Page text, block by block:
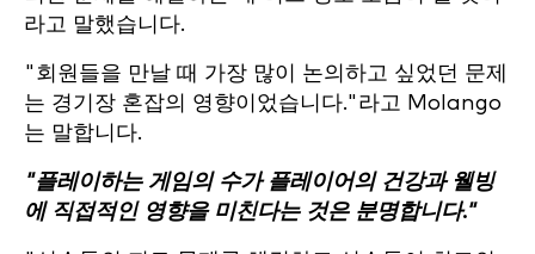
라고 말했습니다.
"회원들을 만날 때 가장 많이 논의하고 싶었던 문제
는 경기장 혼잡의 영향이었습니다."라고 Molango
는 말합니다.
"플레이하는 게임의 수가 플레이어의 건강과 웰빙
에 직접적인 영향을 미친다는 것은 분명합니다."